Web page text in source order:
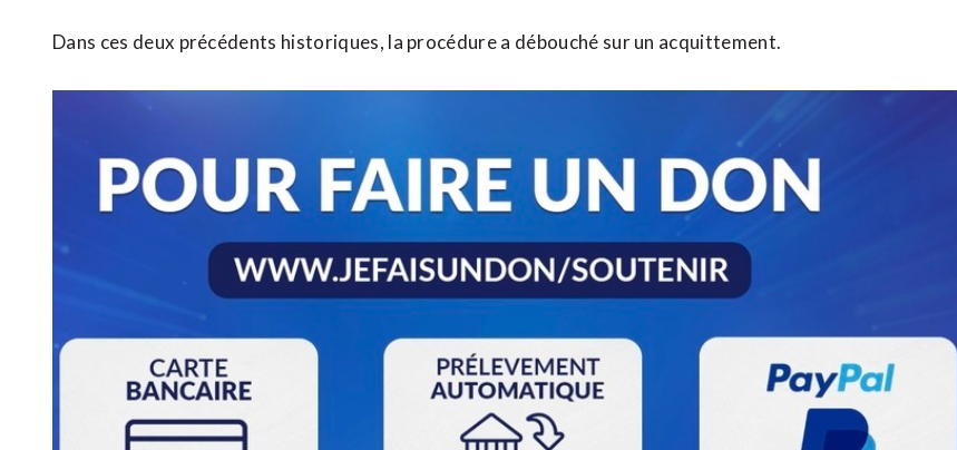
Dans ces deux précédents historiques, la procédure a débouché sur un acquittement.